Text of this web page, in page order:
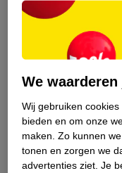
We
Wij gebruiken
bieden en om onze
maken. Zo kunnen
tonen en zorgen we
advertenties ziet. Je